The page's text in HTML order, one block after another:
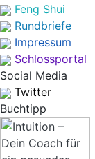
Feng Shui
Rundbriefe
Impressum
Schlossportal
Social Media
Twitter
Buchtipp